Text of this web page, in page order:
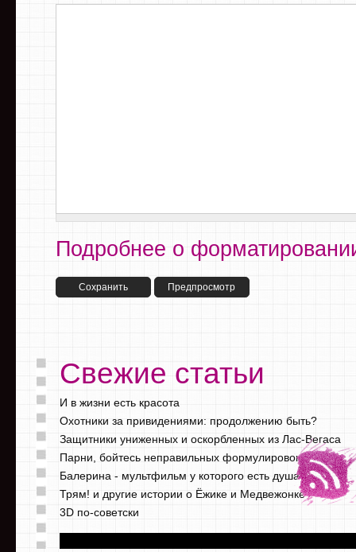
Подробнее о
Свежие статьи
И в жизни есть красота
Охотники за привидениями: продолжению быть?
Защитники униженных и оскорбленных из Лас-Вегаса
Парни, бойтесь неправильных формулировок
Балерина - мультфильм у которого есть душа
Трям! и другие истории о Ёжике и Медвежонке
3D по-советски